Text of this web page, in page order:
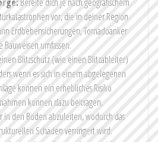
vor, die in deiner Region
Erdbebensicherungen, Tornadoanker
Bauweisen umfassen.
Blitzschutz (wie einen Blitzableiter)
wenn es sich in einem abgelegenen
können ein erhebliches Risiko
können dazu beitragen,
in den Boden abzuleiten, wodurch das
Schäden verringert wird.